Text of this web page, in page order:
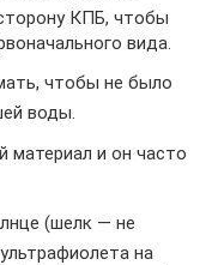
КПБ, чтобы
вида.
чтобы не было
воды.
материал и он часто
(шелк — не
на